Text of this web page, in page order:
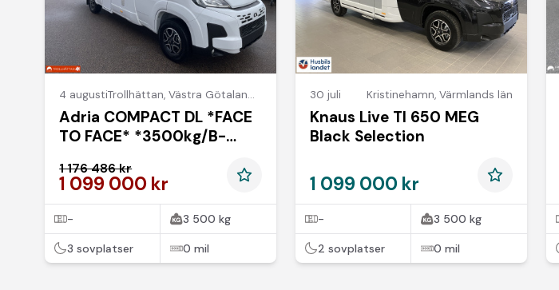
4 augustiTrollhättan,Västra Götalands län
Adria COMPACT DL *FACE
TO FACE* *3500kg/B-
1 176 486 kr
1 099 000 kr
- 3 500 kg
3 sovplatser 0 mil
30 juli Kristinehamn, Värmlands län
Knaus Live TI 650 MEG
Black Selection
1 099 000 kr
- 3 500 kg
2 sovplatser 0 mil